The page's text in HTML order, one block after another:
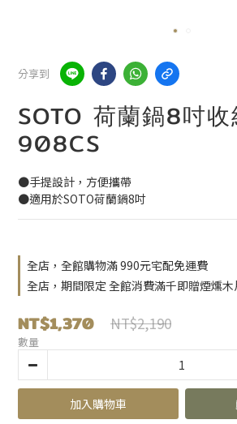
分享到
SOTO 荷蘭鍋8吋
908CS
●手提設計，方便攜帶
●適用於SOTO荷蘭鍋8吋
全店，全館購物滿 990元宅配免運費
全店，期間限定 全館消費滿千即贈煙燻
NT$1,370 NT$2,190
數量
加入購物車